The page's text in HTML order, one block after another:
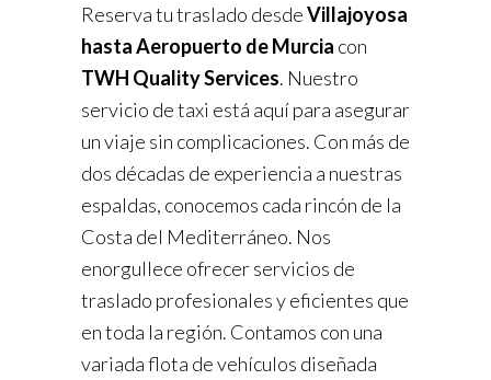
Reserva tu traslado desdeVillajoyosa
hasta Aeropuerto de Murcia con
TWH Quality Services. Nuestro
servicio de taxi está aquí para asegurar
un viaje sin complicaciones. Con más de
dos décadas de experiencia a nuestras
espaldas, conocemos cada rincón de la
Costa del Mediterráneo. Nos
enorgullece ofrecer servicios de
traslado profesionales y eficientes que
en toda la región. Contamos con una
variada flota de vehículos diseñada